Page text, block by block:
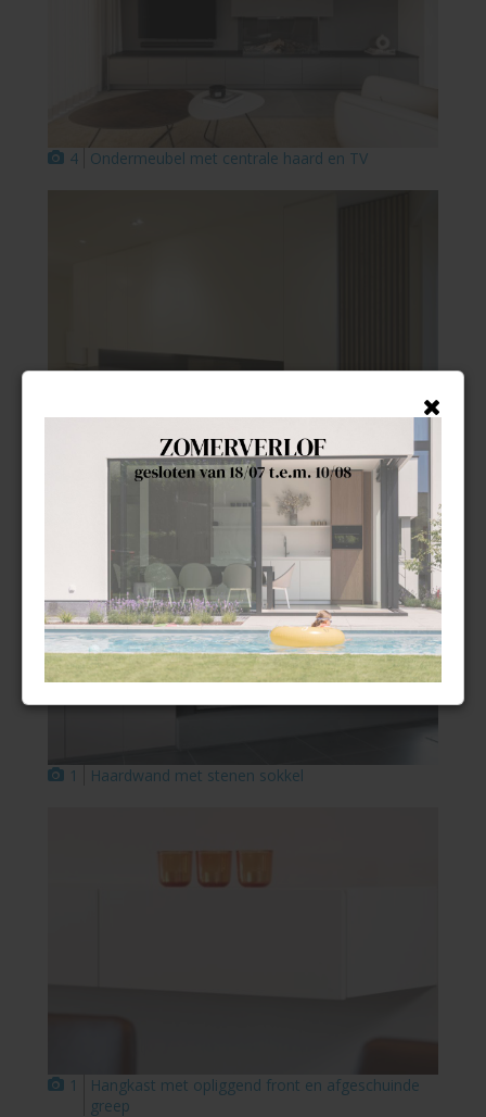
4 Ondermeubel met centrale haard en TV
Haardwand met verdoken technieken
1 Haardwand met stenen sokkel
1
Hangkast met opliggend front en afgeschuinde
greep